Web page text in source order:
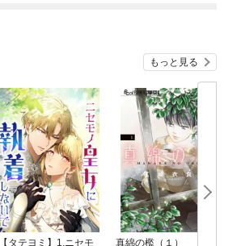
もっと見る
【タテヨミ】1.ニセモ
真綿の檻（１）